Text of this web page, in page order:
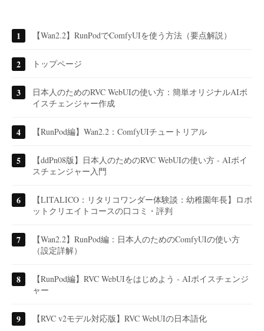
【Wan2.2】RunPodでComfyUIを使う方法（要点解説）
トップページ
日本人のためのRVC WebUIの使い方：簡単オリジナルAIボ
イスチェンジャー作成
【RunPod編】Wan2.2：ComfyUIチュートリアル
【ddPn08版】日本人のためのRVC WebUIの使い方 - AIボイ
スチェンジャー入門
【LITALICO：リタリコワンダー体験談：幼稚園年長】ロボ
ットクリエイトコースの口コミ・評判
【Wan2.2】RunPod編：日本人のためのComfyUIの使い方
（設定詳解）
【RunPod編】RVC WebUIをはじめよう - AIボイスチェンジ
ャー
【RVC v2モデル対応版】RVC WebUIの日本語化